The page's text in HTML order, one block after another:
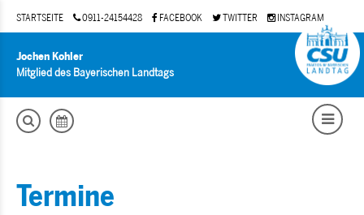
STARTSEITE 0911-24154428 FACEBOOK TWITTER INSTAGRAM
Jochen Kohler
Mitglied des Bayerischen Landtags
Termine